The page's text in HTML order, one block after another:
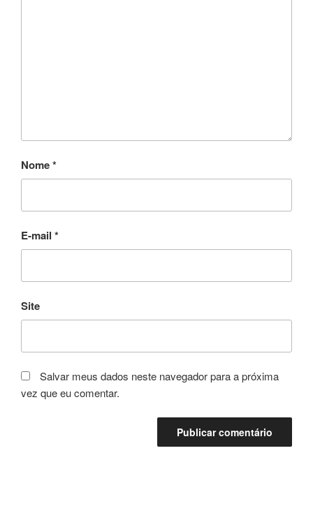
Nome*
E-mail *
Site
Salvar meus dados neste navegador para a próxima
vez que eu comentar.